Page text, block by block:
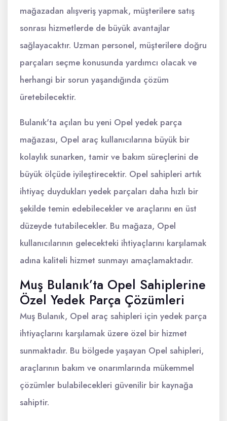
mağazadan alışveriş yapmak, müşterilere satış
sonrası hizmetlerde de büyük avantajlar
sağlayacaktır. Uzman personel, müşterilere doğru
parçaları seçme konusunda yardımcı olacak ve
herhangi bir sorun yaşandığında çözüm
üretebilecektir.
Bulanık'ta açılan bu yeni Opel yedek parça
mağazası, Opel araç kullanıcılarına büyük bir
kolaylık sunarken, tamir ve bakım süreçlerini de
büyük ölçüde iyileştirecektir. Opel sahipleri artık
ihtiyaç duydukları yedek parçaları daha hızlı bir
şekilde temin edebilecekler ve araçlarını en üst
düzeyde tutabilecekler. Bu mağaza, Opel
kullanıcılarının gelecekteki ihtiyaçlarını karşılamak
adına kaliteli hizmet sunmayı amaçlamaktadır.
Muş Bulanık’ta Opel Sahiplerine
Özel Yedek Parça Çözümleri
Muş Bulanık, Opel araç sahipleri için yedek parça
ihtiyaçlarını karşılamak üzere özel bir hizmet
sunmaktadır. Bu bölgede yaşayan Opel sahipleri,
araçlarının bakım ve onarımlarında mükemmel
çözümler bulabilecekleri güvenilir bir kaynağa
sahiptir.